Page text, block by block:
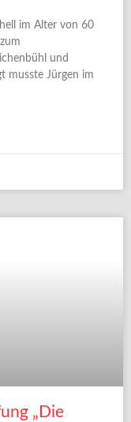
im Alter von 60
und
musste Jürgen im
„Die